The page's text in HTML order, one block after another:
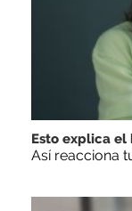
Esto explica el
Así reacciona